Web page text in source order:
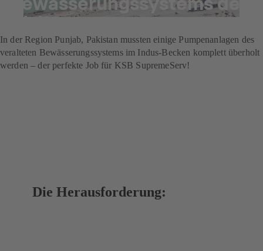
Welt
In der Region Punjab, Pakistan mussten einige Pumpenanlagen des
veralteten Bewässerungssystems im Indus-Becken komplett überholt
werden – der perfekte Job für KSB SupremeServ!
Die Herausforderung: